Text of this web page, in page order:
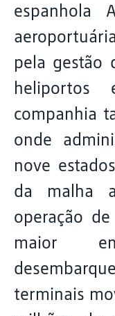
espanhola
pela gestão
companhia
onde
nove
da malha
operação
maior
terminais